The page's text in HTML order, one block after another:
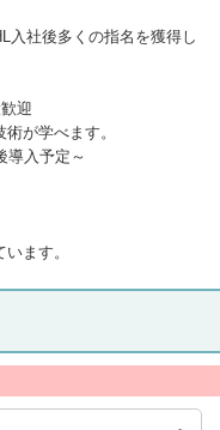
入社後多くの指名を獲得し
迎
が学べます。
導入予定～
ます。